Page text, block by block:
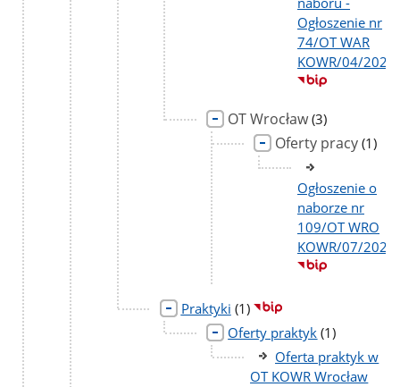
Ogłoszenie nr
74/OT WAR
KOWR/04/2026
OT Wrocławliczba
podstron
(3)
Oferty pracy liczba
(1)
Ogłoszenie o
naborze nr
109/OT WRO
KOWR/07/2026
Praktyki liczba
podstron
(1)
Oferty praktyk liczba
podstron
(1)
Oferta praktyk w
OT KOWR Wrocław